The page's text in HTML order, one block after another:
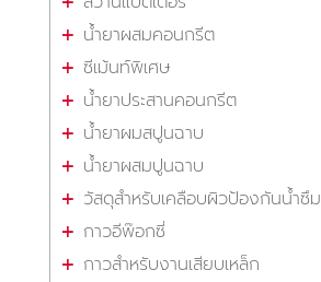
น้ำยาผสมคอนกรีต
ซีเม้นท์พิเศษ
น้ำยาประสานคอนกรีต
น้ำยาผมสปูนฉาบ
น้ำยาผสมปูนฉาบ
วัสดุสำหรับเคลือบผิวป้องกันน้ำซึม
กาวอีพ๊อกซี่
กาวสำหรับงานเสียบเหล็ก